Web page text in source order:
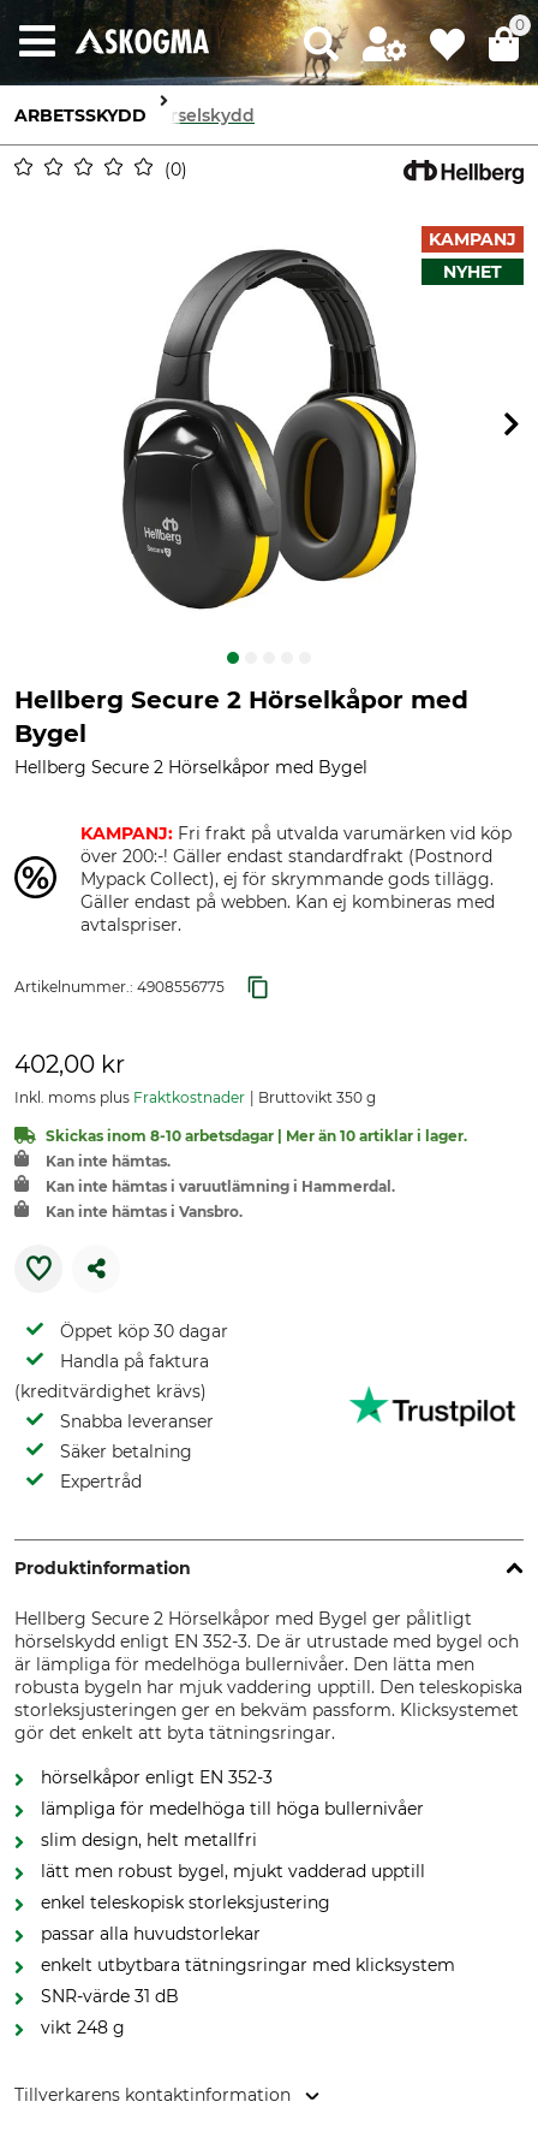
0
ARBETSSKYDD Hörselskydd
0
KAMPANJ
NYHET
Hellberg Secure 2 Hörselkåpor med
Bygel
Hellberg Secure 2 Hörselkåpor med Bygel
KAMPANJ: Fri frakt på utvalda varumärken vid köp
över 200:-! Gäller endast standardfrakt (Postnord
Mypack Collect), ej för skrymmande gods tillägg.
Gäller endast på webben. Kan ej kombineras med
avtalspriser.
Artikelnummer.: 4908556775
402,00 kr
Inkl. moms plus Fraktkostnader Bruttovikt 350 g
Skickas inom 8-10 arbetsdagar | Mer än 10 artiklar i lager.
Kan inte hämtas.
Kan inte hämtas i varuutlämning i Hammerdal.
Kan inte hämtas i Vansbro.
Öppet köp 30 dagar
Handla på faktura
(kreditvärdighet krävs)
Snabba leveranser
Säker betalning
Expertråd
Produktinformation
Hellberg Secure 2 Hörselkåpor med Bygel ger pålitligt
hörselskydd enligt EN 352-3. De är utrustade med bygel och
är lämpliga för medelhöga bullernivåer. Den lätta men
robusta bygeln har mjuk vaddering upptill. Den teleskopiska
storleksjusteringen ger en bekväm passform. Klicksystemet
gör det enkelt att byta tätningsringar.
hörselkåpor enligt EN 352-3
lämpliga för medelhöga till höga bullernivåer
slim design, helt metallfri
lätt men robust bygel, mjukt vadderad upptill
enkel teleskopisk storleksjustering
passar alla huvudstorlekar
enkelt utbytbara tätningsringar med klicksystem
SNR-värde 31 dB
vikt 248 g
Tillverkarens kontaktinformation